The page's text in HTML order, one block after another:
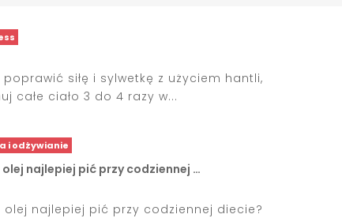
poprawić siłę i sylwetkę z użyciem hantli,
całe ciało 3 do 4 razy w...
i odżywianie
olej najlepiej pić przy codziennej …
olej najlepiej pić przy codziennej diecie?